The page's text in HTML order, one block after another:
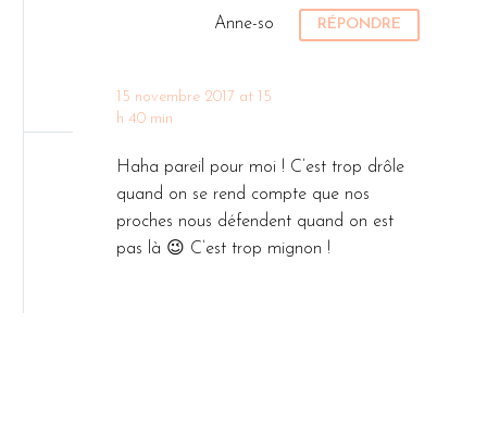
Anne-so
15 novembre 2017 at 15
h 40 min
RÉPONDRE
Haha pareil pour moi ! C’est trop drôle
quand on se rend compte que nos
proches nous défendent quand on est
pas là 😉 C’est trop mignon !